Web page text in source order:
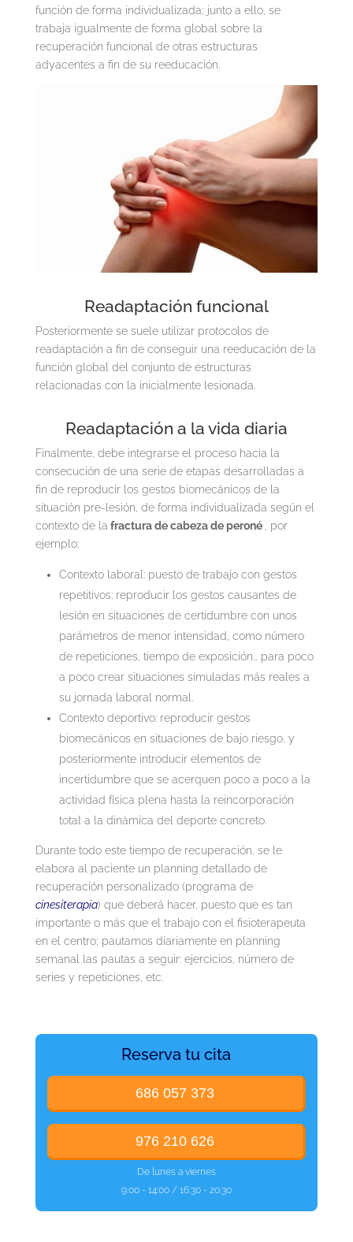
función de forma individualizada; junto a ello, se
trabaja igualmente de forma global sobre la
recuperación funcional de otras estructuras
adyacentes a fin de su reeducación.
Readaptación funcional
Posteriormente se suele utilizar protocolos de
readaptación a fin de conseguir una reeducación de la
función global del conjunto de estructuras
relacionadas con la inicialmente lesionada.
Readaptación a la vida diaria
Finalmente, debe integrarse el proceso hacia la
consecución de una serie de etapas desarrolladas a
fin de reproducir los gestos biomecánicos de la
situación pre-lesión, de forma individualizada según el
contexto de la fractura de cabeza de peroné
, por
ejemplo:
Contexto laboral: puesto de trabajo con gestos
repetitivos: reproducir los gestos causantes de
lesión en situaciones de certidumbre con unos
parámetros de menor intensidad, como número
de repeticiones, tiempo de exposición… para poco
a poco crear situaciones simuladas más reales a
su jornada laboral normal.
Contexto deportivo: reproducir gestos
biomecánicos en situaciones de bajo riesgo, y
posteriormente introducir elementos de
incertidumbre que se acerquen poco a poco a la
actividad física plena hasta la reincorporación
total a la dinámica del deporte concreto.
Durante todo este tiempo de recuperación, se le
elabora al paciente un planning detallado de
recuperación personalizado (programa de
cinesiterapia) que deberá hacer, puesto que es tan
importante o más que el trabajo con el fisioterapeuta
en el centro; pautamos diariamente en planning
semanal las pautas a seguir: ejercicios, número de
series y repeticiones, etc.
Reserva tu cita
686 057 373
976 210 626
De lunes a viernes
9:00 - 14:00 / 16:30 - 20:30